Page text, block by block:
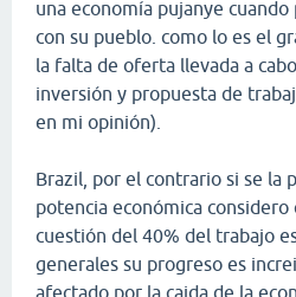
una economía pujanye
con su pueblo. como lo es el
la falta de oferta llevada a
inversión y propuesta de
en mi opinión).
Brazil, por el contrario si se la
potencia económica
cuestión del 40% del trabajo
generales su progreso es
afectado por la caida de la